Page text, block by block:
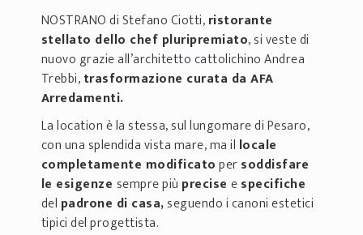
NOSTRANO di Stefano Ciotti,ristorante
stellato dello chef pluripremiato, si veste di
nuovo grazie all’architetto cattolichino Andrea
Trebbi,trasformazione curata da AFA
Arredamenti.
La location è la stessa, sul lungomare di Pesaro,
con una splendida vista mare, ma il locale
completamente modificatopersoddisfare
le esigenze sempre più preciseespecifiche
del padrone di casa,seguendo i canoni estetici
tipici del progettista.